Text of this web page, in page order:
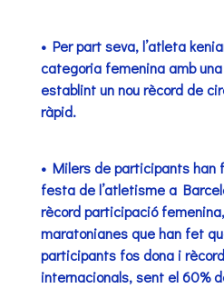
• Per part seva, l’atleta
categoria femenina amb
establint un nou rècord de
ràpid.
• Milers de participants han
festa de l’atletisme a
rècord participació
maratonianes que han fet
participants fos dona i
internacionals, sent el 60%